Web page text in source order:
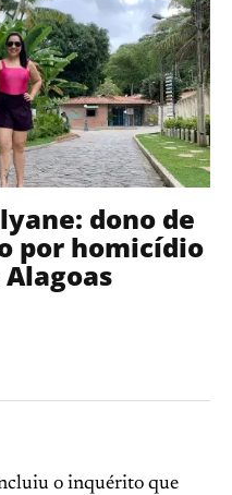
dono de
por homicídio
o inquérito que